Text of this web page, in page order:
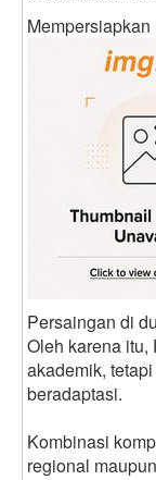
Persaingan di
Oleh karena itu,
akademik,
beradaptasi.
Kombinasi
regional